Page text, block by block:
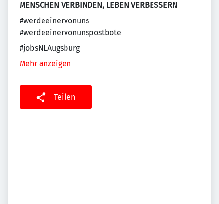
MENSCHEN VERBINDEN, LEBEN VERBESSERN
#werdeeinervonuns
#werdeeinervonunspostbote
#jobsNLAugsburg
Mehr anzeigen
Teilen